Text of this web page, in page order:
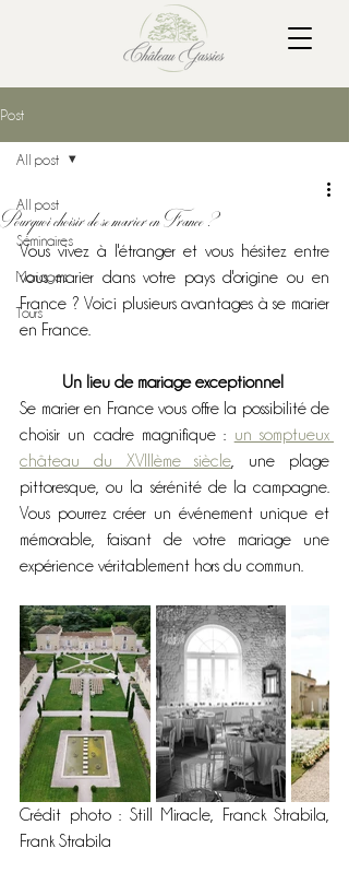
Post
All post
Séminaires
Mariages
Tours
All post
Pourquoi choisir de se marier en France ?
Vous vivez à l'étranger et vous hésitez entre
vous marier dans votre pays d'origine ou en
France ? Voici plusieurs avantages à se marier
en France.
Un lieu de mariage exceptionnel
Se marier en France vous offre la possibilité de
choisir un cadre magnifique : un somptueux
château du XVIIIème siècle , une plage
pittoresque, ou la sérénité de la campagne.
Vous pourrez créer un événement unique et
mémorable, faisant de votre mariage une
expérience véritablement hors du commun.
Crédit photo : Still Miracle, Franck Strabila,
Frank Strabila